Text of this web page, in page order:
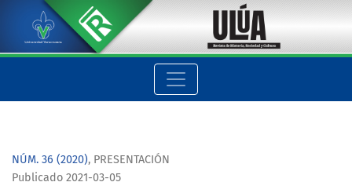
San Juan de Ulúa y Veracruz: miradas cruzadas desde la
NÚM. 36 (2020), PRESENTACIÓN
Publicado 2021-03-05